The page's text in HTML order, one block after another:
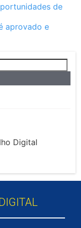
de
aprovado e
Digital